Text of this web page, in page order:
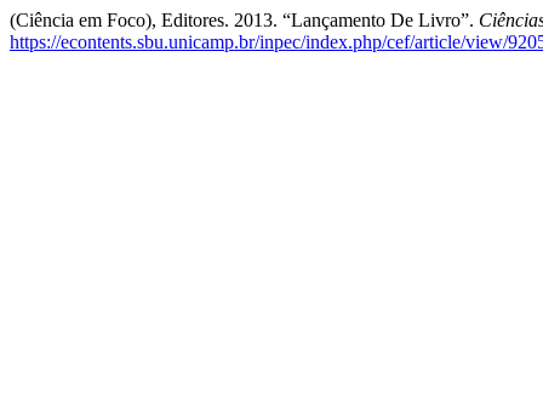
(Ciência em Foco), Editores. 2013. “Lançamento De Livro”.
https://econtents.sbu.unicamp.br/inpec/index.php/cef/article/view/